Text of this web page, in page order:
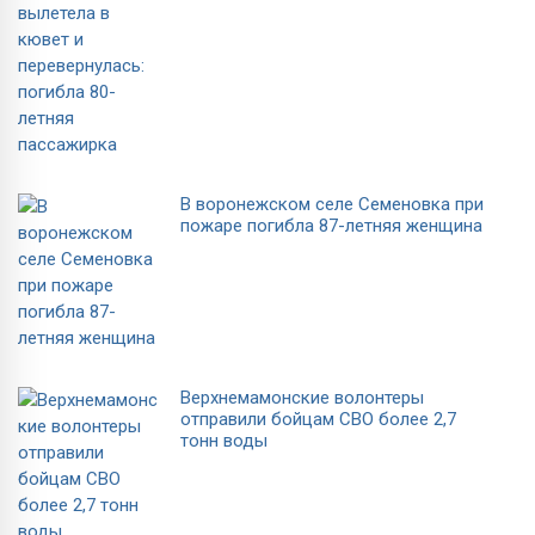
В воронежском селе Семеновка при
пожаре погибла 87-летняя женщина
Верхнемамонские волонтеры
отправили бойцам СВО более 2,7
тонн воды